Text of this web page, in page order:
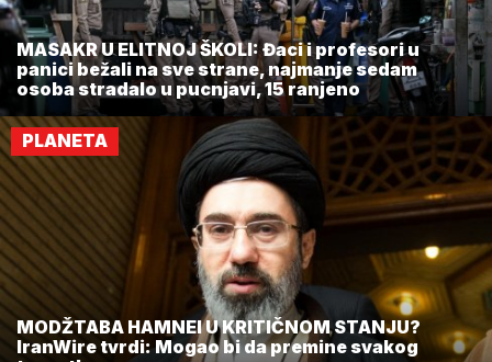
MASAKR U ELITNOJ ŠKOLI: Đaci i profesori u
panici bežali na sve strane, najmanje sedam
osoba stradalo u pucnjavi, 15 ranjeno
PLANETA
MODŽTABA HAMNEI U KRITIČNOM STANJU?
IranWire tvrdi: Mogao bi da premine svakog